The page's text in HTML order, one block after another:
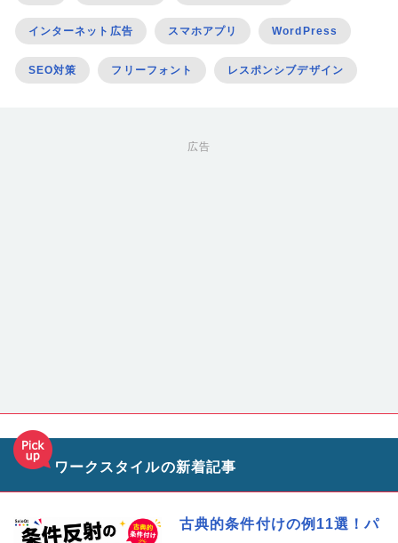
インターネット広告 スマホアプリ WordPress
SEO対策 フリーフォント レスポンシブデザイン
広告
ワークスタイルの新着記事
古典的条件付けの例11選！パ